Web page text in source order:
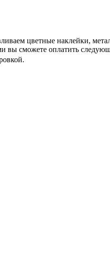
цветные наклейки,
вы сможете оплатить